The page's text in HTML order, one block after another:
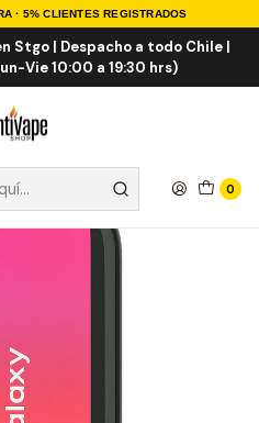
· 5% CLIENTES REGISTRADOS
Stgo | Despacho a todo Chile |
Vie 10:00 a 19:30 hrs)
0
VAPE FRUTALES
18000 Puff